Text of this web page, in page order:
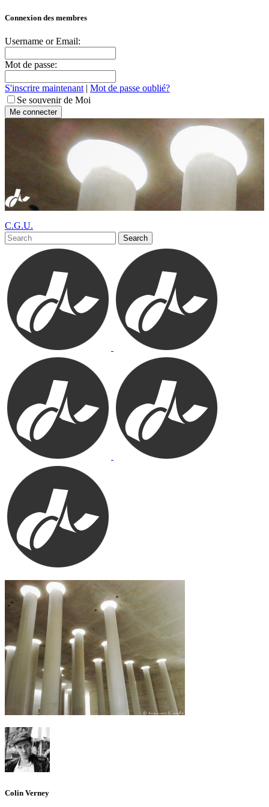
Connexion des membres
Username or Email:
Mot de passe:
S'inscrire maintenant | Mot de passe oublié?
Se souvenir de Moi
C.G.U.
Colin Verney